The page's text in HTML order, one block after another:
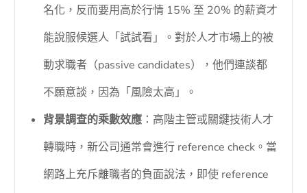
名化，反而要用高於行情 15% 至 20% 的薪資才
能說服候選人「試試看」。對於人才市場上的被
動求職者（passive candidates），他們連談都
不願意談，因為「風險太高」。
背景調查的乘數效應 ：高階主管或關鍵技術人才
轉職時，新公司通常會進行 reference check。當
網路上充斥離職者的負面說法，即使 reference